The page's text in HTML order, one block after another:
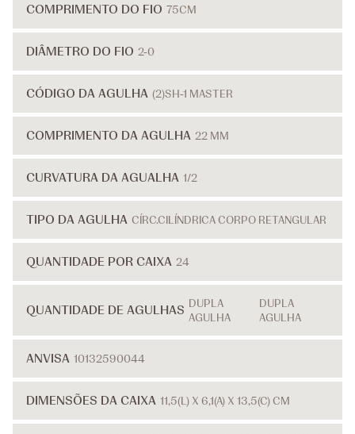
COMPRIMENTO DO FIO 75CM
DIÂMETRO DO FIO 2-0
CÓDIGO DA AGULHA (2)SH-1 MASTER
COMPRIMENTO DA AGULHA 22 MM
CURVATURA DA AGUALHA 1/2
TIPO DA AGULHA CÍRC.CILÍNDRICA CORPO RETANGULAR
QUANTIDADE POR CAIXA 24
QUANTIDADE DE AGULHAS DUPLA
AGULHA
DUPLA
AGULHA
ANVISA 10132590044
DIMENSÕES DA CAIXA 11,5(L) X 6,1(A) X 13,5(C) CM